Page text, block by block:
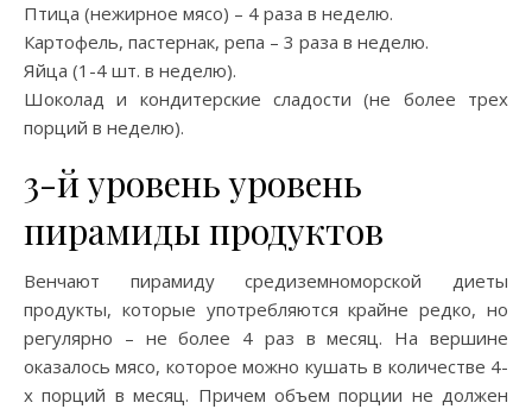
Птица (нежирное мясо) – 4 раза в неделю.
Картофель, пастернак, репа – 3 раза в неделю.
Яйца (1-4 шт. в неделю).
Шоколад и кондитерские сладости (не более трех
порций в неделю).
3-й уровень уровень
пирамиды продуктов
Венчают пирамиду средиземноморской диеты
продукты, которые употребляются крайне редко, но
регулярно – не более 4 раз в месяц. На вершине
оказалось мясо, которое можно кушать в количестве 4-
х порций в месяц. Причем объем порции не должен